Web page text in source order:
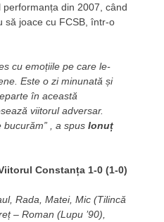
din 2007, când
să joace cu FCSB, într-o
cu emoțiile pe care le-
Este o zi minunată și
în această
viitorul adversar.
, a spus Ionuț
Constanța 1-0 (1-0)
Rada, Matei, Mic (Tilincă
– Roman (Lupu ’90),